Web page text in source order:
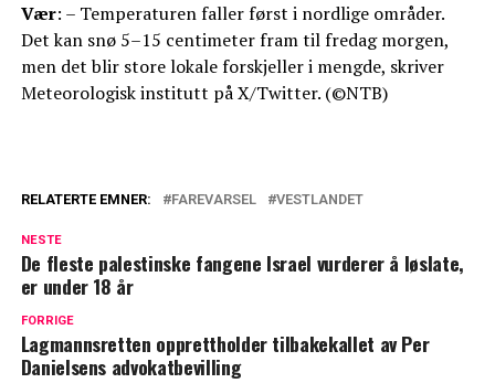
Vær: – Temperaturen faller først i nordlige områder.
Det kan snø 5–15 centimeter fram til fredag morgen,
men det blir store lokale forskjeller i mengde, skriver
Meteorologisk institutt på X/Twitter. (©NTB)
RELATERTE EMNER: FAREVARSEL VESTLANDET
NESTE
De fleste palestinske fangene Israel vurderer å løslate,
er under 18 år
FORRIGE
Lagmannsretten opprettholder tilbakekallet av Per
Danielsens advokatbevilling